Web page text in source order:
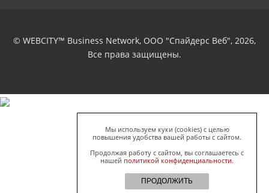
© WEBCITY™ Business Network, ООО "Спайдерс Веб", 2026,
Все права защищены.
Мы используем куки (cookies) с целью
повышения удобства вашей работы с сайтом.
Продолжая работу с сайтом, вы соглашаетесь с
нашей политикой конфиденциальности.
ПРОДОЛЖИТЬ